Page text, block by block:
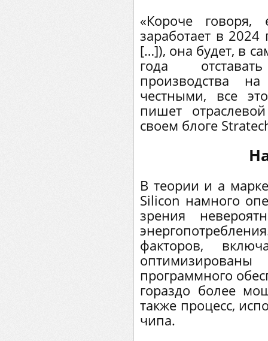
«Короче говоря,
заработает в 2024
[…]), она будет, в
года
производства
честными, все
пишет
своем блоге
В теории и а
Silicon намного
зрения
факторов,
программного
гораздо более
также процесс,
чипа.